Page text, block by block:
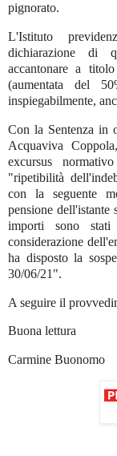
pignorato.
L'Istituto
dichiarazione di
accantonare a
(aumentata del
inspiegabilmente,
Con la Sentenza in
Acquaviva
excursus
"ripetibilità
con la seguente
pensione
importi sono
considerazione
ha disposto la
30/06/21".
A seguire il
Buona lettura
Carmine Buonomo